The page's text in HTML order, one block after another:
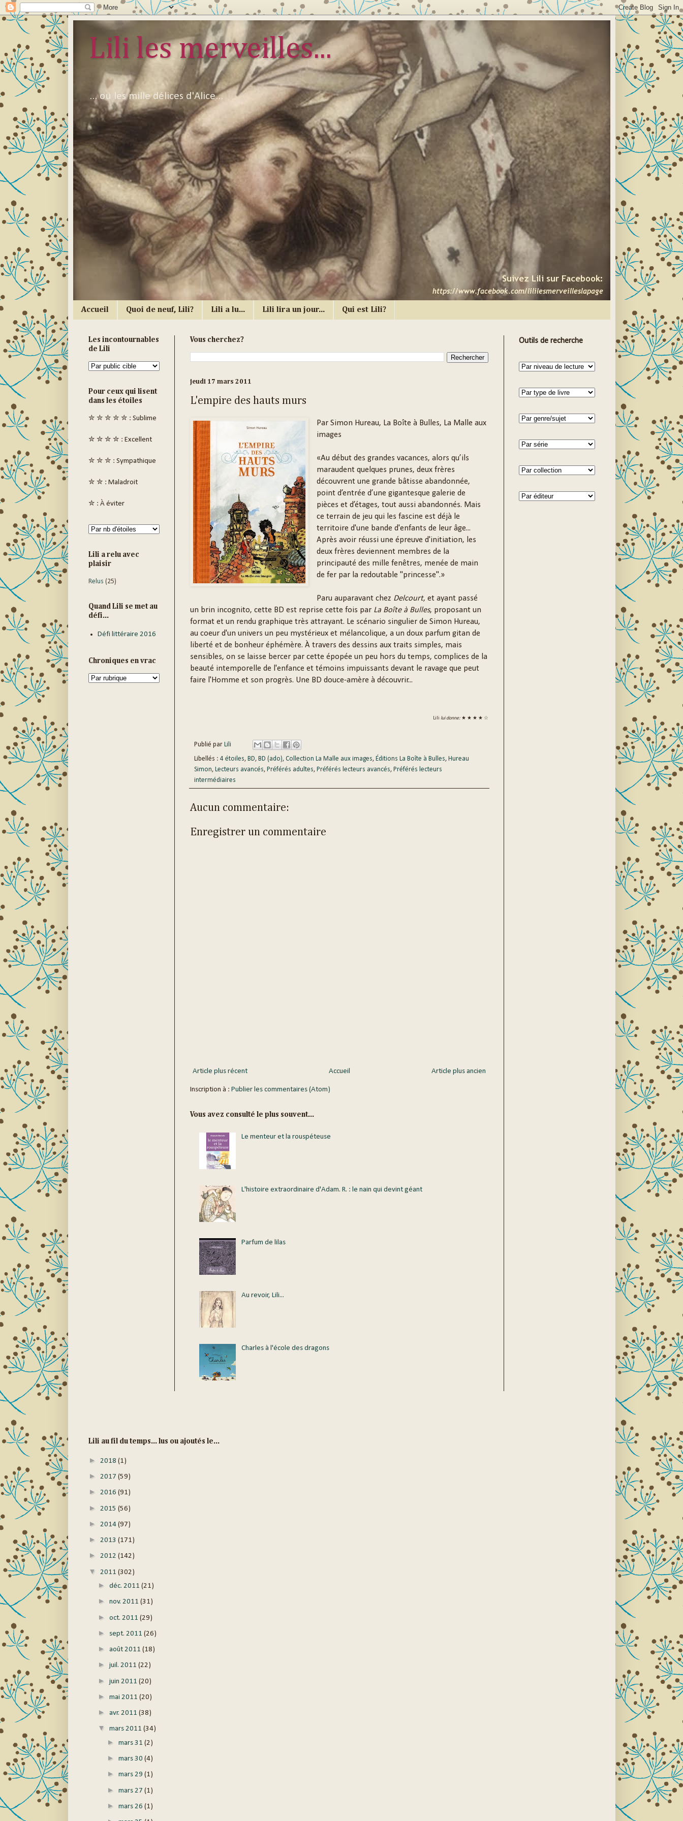
Lili les merveilles...
... ou les mille délices d'Alice...
Accueil Quoi de neuf, Lili? Lili a lu... Lili lira un jour... Qui est Lili?
Vous cherchez?
jeudi 17 mars 2011
L'empire des hauts murs
Par Simon Hureau, La Boîte à Bulles, La Malle aux
images
«Au début des grandes vacances, alors qu’ils
maraudent quelques prunes, deux frères
découvrent une grande bâtisse abandonnée,
point d’entrée d’une gigantesque galerie de
pièces et d’étages, tout aussi abandonnés. Mais
ce terrain de jeu qui les fascine est déjà le
territoire d'une bande d'enfants de leur âge...
Après avoir réussi une épreuve d'initiation, les
deux frères deviennent membres de la
principauté des mille fenêtres, menée de main
de fer par la redoutable "princesse".»
Paru auparavant chez Delcourt, et ayant passé
un brin incognito, cette BD est reprise cette fois par La Boîte à Bulles, proposant un
format et un rendu graphique très attrayant. Le scénario singulier de Simon Hureau,
au coeur d'un univers un peu mystérieux et mélancolique, a un doux parfum gitan de
liberté et de bonheur éphémère. À travers des dessins aux traits simples, mais
sensibles, on se laisse bercer par cette épopée un peu hors du temps, complices de la
beauté intemporelle de l'enfance et témoins impuissants devant le ravage que peut
faire l'Homme et son progrès. Une BD douce-amère à découvrir...
Lili lui donne: ★ ★ ★ ★ ☆
Publié par Lili
Libellés : 4 étoiles, BD, BD (ado), Collection La Malle aux images, Éditions La Boîte à Bulles, Hureau
Simon, Lecteurs avancés, Préférés adultes, Préférés lecteurs avancés, Préférés lecteurs
intermédiaires
Aucun commentaire:
Enregistrer un commentaire
Article plus récent Article plus ancien
Accueil
Inscription à : Publier les commentaires (Atom)
Vous avez consulté le plus souvent...
Le menteur et la rouspéteuse
L'histoire extraordinaire d'Adam. R. : le nain qui devint géant
Parfum de lilas
Au revoir, Lili...
Charles à l'école des dragons
Les incontournables
de Lili
Pour ceux qui lisent
dans les étoiles
✮ ✮ ✮ ✮ ✮ : Sublime
✮ ✮ ✮ ✮ : Excellent
✮ ✮ ✮ : Sympathique
✮ ✮ : Maladroit
✮ : À éviter
Lili a relu avec
plaisir
Relus (25)
Quand Lili se met au
défi...
Défi littéraire 2016
Chroniques en vrac
Outils de recherche
Lili au fil du temps... lus ou ajoutés le...
► 2018 (1)
► 2017 (59)
► 2016 (91)
► 2015 (56)
► 2014 (97)
► 2013 (171)
► 2012 (142)
▼ 2011 (302)
► déc. 2011 (21)
► nov. 2011 (31)
► oct. 2011 (29)
► sept. 2011 (26)
► août 2011 (18)
► juil. 2011 (22)
► juin 2011 (20)
► mai 2011 (20)
► avr. 2011 (38)
▼ mars 2011 (34)
► mars 31 (2)
► mars 30 (4)
► mars 29 (1)
► mars 27 (1)
► mars 26 (1)